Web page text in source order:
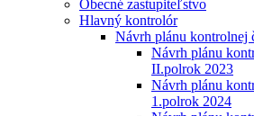
Obecné zastupiteľstvo
Hlavný kontrolór
Návrh plánu kontrolnej
Návrh plánu
II.polrok 2023
Návrh plánu
1.polrok 2024